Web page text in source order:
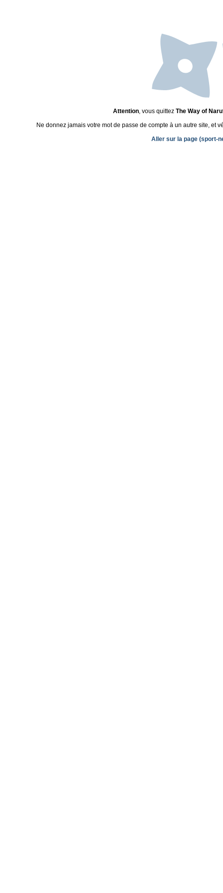
Attention, vous quittez The Way of
Ne donnez jamais votre mot de passe de compte à un autre site, et
Aller sur la page (sport-